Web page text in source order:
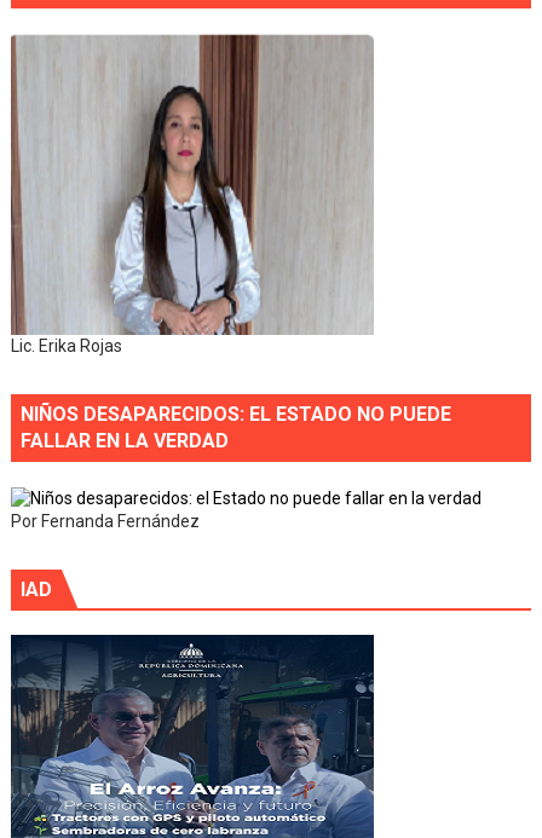
Lic. Erika Rojas
NIÑOS DESAPARECIDOS: EL ESTADO NO PUEDE
FALLAR EN LA VERDAD
Por Fernanda Fernández
IAD